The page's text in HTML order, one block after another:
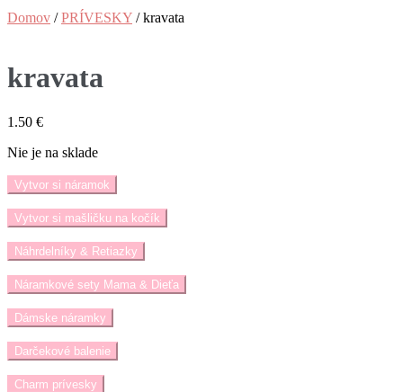
Domov /PRÍVESKY /kravata
kravata
1.50 €
Nie je na sklade
Vytvor si náramok
Vytvor si mašličku na kočík
Náhrdelníky & Retiazky
Náramkové sety Mama & Dieťa
Dámske náramky
Darčekové balenie
Charm prívesky